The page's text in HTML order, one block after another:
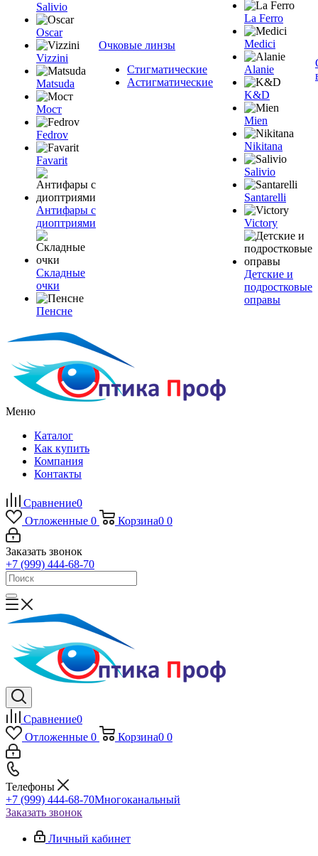
Salivio
Oscar
Vizzini
Matsuda
Мост
Fedrov
Favarit
Антифары с
диоптриями
Складные
очки
Пенсне
Очковые линзы
Стигматические
Астигматические
La Ferro
Medici
Alanie
K&D
Mien
Nikitana
Salivio
Santarelli
Victory
Детские и
подростковые
оправы
Меню
Каталог
Как купить
Компания
Контакты
Сравнение0
Отложенные 0 Корзина0 0
Заказать звонок
+7 (999) 444-68-70
Сравнение0
Отложенные 0 Корзина0 0
Телефоны
+7 (999) 444-68-70Многоканальный
Заказать звонок
Личный кабинет